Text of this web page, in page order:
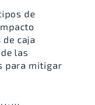
de
caja
las
para mitigar